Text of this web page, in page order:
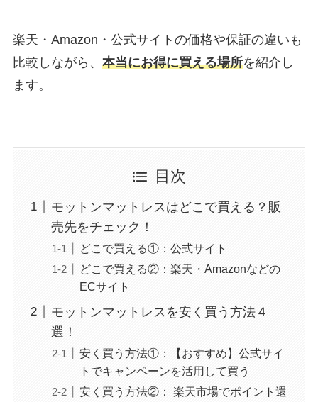
楽天・Amazon・公式サイトの価格や保証の違いも
比較しながら、 本当にお得に買える場所を紹介し
ます。
目次
モットンマットレスはどこで買える？販
売先をチェック！
どこで買える①：公式サイト
どこで買える②：楽天・Amazonなどの
ECサイト
モットンマットレスを安く買う方法４
選！
安く買う方法①：【おすすめ】公式サイ
トでキャンペーンを活用して買う
安く買う方法②： 楽天市場でポイント還